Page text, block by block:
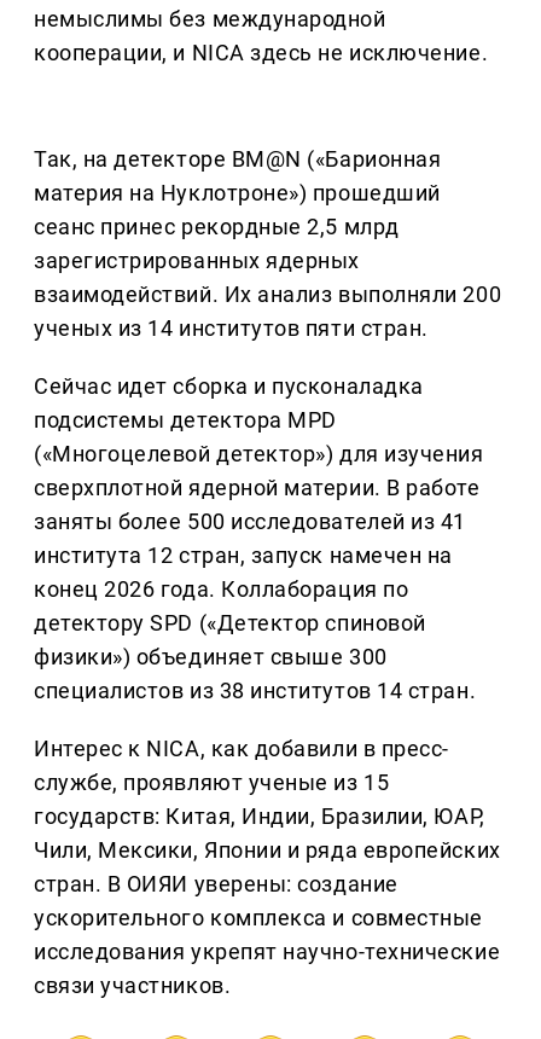
немыслимы без международной
кооперации, и NICA здесь не исключение.
Так, на детекторе BM@N («Барионная
материя на Нуклотроне») прошедший
сеанс принес рекордные 2,5 млрд
зарегистрированных ядерных
взаимодействий. Их анализ выполняли 200
ученых из 14 институтов пяти стран.
Сейчас идет сборка и пусконаладка
подсистемы детектора MPD
(«Многоцелевой детектор») для изучения
сверхплотной ядерной материи. В работе
заняты более 500 исследователей из 41
института 12 стран, запуск намечен на
конец 2026 года. Коллаборация по
детектору SPD («Детектор спиновой
физики») объединяет свыше 300
специалистов из 38 институтов 14 стран.
Интерес к NICA, как добавили в пресс-
службе, проявляют ученые из 15
государств: Китая, Индии, Бразилии, ЮАР,
Чили, Мексики, Японии и ряда европейских
стран. В ОИЯИ уверены: создание
ускорительного комплекса и совместные
исследования укрепят научно-технические
связи участников.